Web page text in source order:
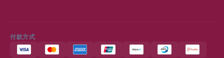
付款方式